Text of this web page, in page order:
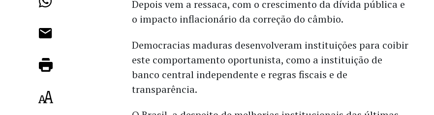
Depois vem a ressaca, com o crescimento da dívida pública e
o impacto inflacionário da correção do câmbio.
Democracias maduras desenvolveram instituições para coibir
este comportamento oportunista, como a instituição de
banco central independente e regras fiscais e de
transparência.